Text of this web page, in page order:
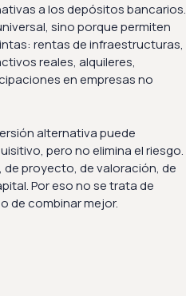
a los depósitos bancarios.
sino porque permiten
rentas de infraestructuras,
reales, alquileres,
en empresas no
alternativa puede
pero no elimina el riesgo.
de proyecto, de valoración, de
Por eso no se trata de
de combinar mejor.